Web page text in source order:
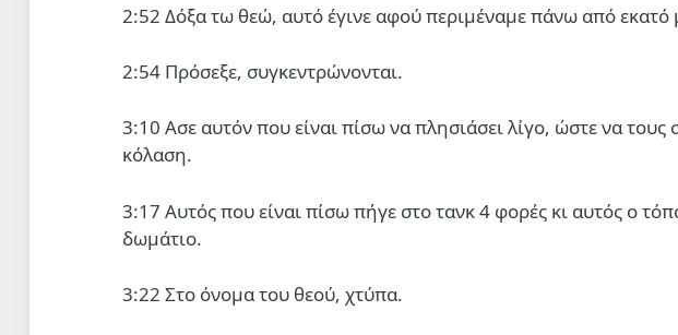
2:52 Δόξα τω θεώ, αυτό έγινε αφού περιμέναμε πάνω από εκατό
2:54 Πρόσεξε, συγκεντρώνονται.
3:10 Ασε αυτόν που είναι πίσω να πλησιάσει λίγο, ώστε να τους
κόλαση.
3:17 Αυτός που είναι πίσω πήγε στο τανκ 4 φορές κι αυτός ο
δωμάτιο.
3:22 Στο όνομα του θεού, χτύπα.